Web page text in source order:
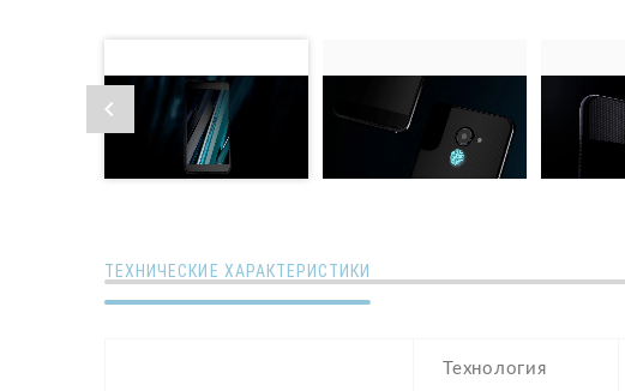
ТЕХНИЧЕСКИЕ ХАРАКТЕРИСТИКИ
Технология